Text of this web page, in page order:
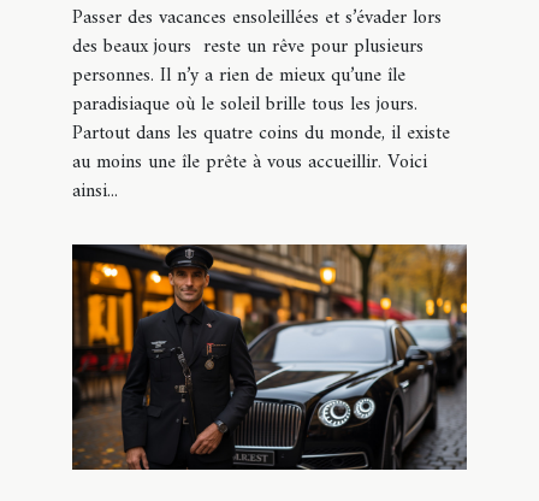
Passer des vacances ensoleillées et s’évader lors
des beaux jours reste un rêve pour plusieurs
personnes. Il n’y a rien de mieux qu’une île
paradisiaque où le soleil brille tous les jours.
Partout dans les quatre coins du monde, il existe
au moins une île prête à vous accueillir. Voici
ainsi...